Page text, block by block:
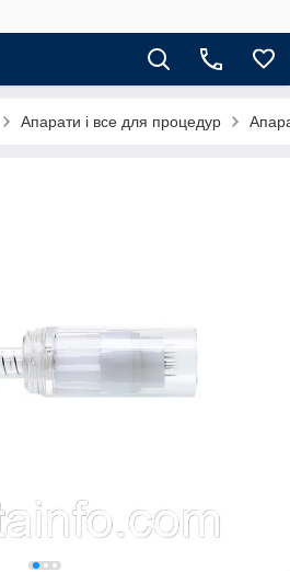
Апарати і все для процедур